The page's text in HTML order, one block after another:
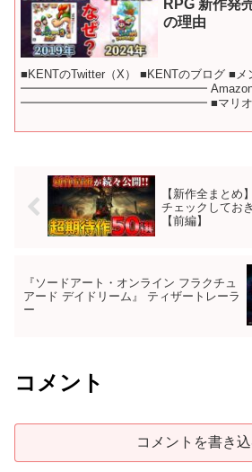
RPG 新作発
の理由
■KENTのTwitter（X） ■KENTのブログ ■メ
━━━━━━━━━━━━━━━━ Amazon
━━━━━━━━━━━━━━━━ ■マリオ&ル
【新作全まとめ
チェックしてお
【前編】
『ソードアート・オンライン フラクチュ
アード デイドリーム』 ティザートレーラ
ー
コメント
コメントを書き